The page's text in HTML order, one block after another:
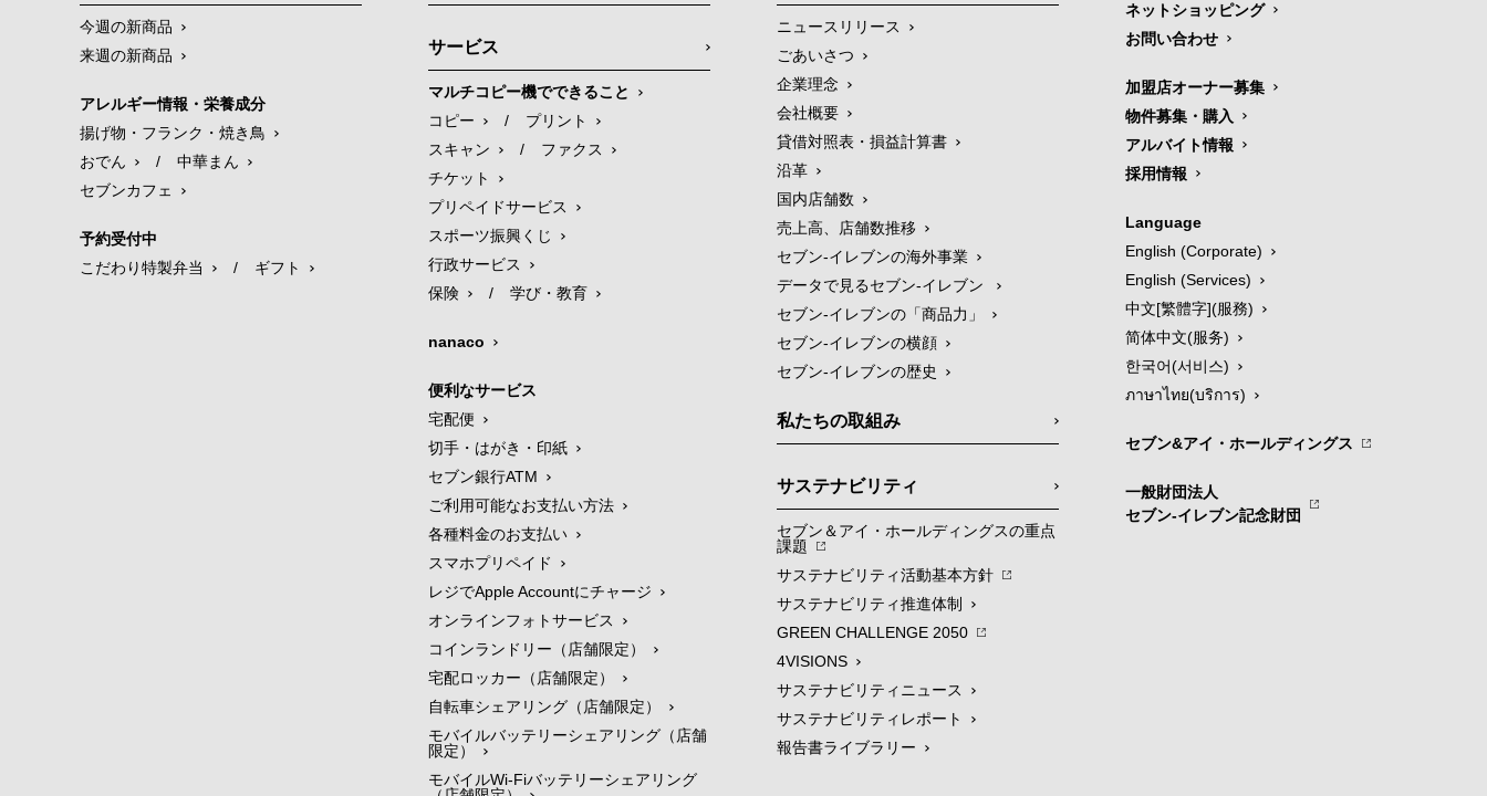
今週の新商品
来週の新商品
アレルギー情報・栄養成分
揚げ物・フランク・焼き鳥
おでん
/
中華まん
セブンカフェ
予約受付中
こだわり特製弁当
/ ギフト
サービス
マルチコピー機でできること
コピー
/
プリント
スキャン
/
ファクス
チケット
プリペイドサービス
スポーツ振興くじ
行政サービス
保険
/ 学び・教育
nanaco
便利なサービス
宅配便
切手・はがき・印紙
セブン銀行ATM
ご利用可能なお支払い方法
各種料金のお支払い
スマホプリペイド
レジでApple Accountにチャージ
オンラインフォトサービス
コインランドリー（店舗限定）
宅配ロッカー（店舗限定）
自転車シェアリング（店舗限定）
モバイルバッテリーシェアリング（店舗
限定）
モバイルWi-Fiバッテリーシェアリング
ニュースリリース
ごあいさつ
企業理念
会社概要
貸借対照表・損益計算書
沿革
国内店舗数
売上高、店舗数推移
セブン‐イレブンの海外事業
データで見るセブン‐イレブン
セブン‐イレブンの「商品力」
セブン-イレブンの横顔
セブン-イレブンの歴史
私たちの取組み
サステナビリティ
セブン＆アイ・ホールディングスの重点
課題
サステナビリティ活動基本方針
サステナビリティ推進体制
GREEN CHALLENGE 2050
4VISIONS
サステナビリティニュース
サステナビリティレポート
報告書ライブラリー
ネットショッピング
お問い合わせ
加盟店オーナー募集
物件募集・購入
アルバイト情報
採用情報
Language
English (Corporate)
English (Services)
中文[繁體字](服務)
简体中文(服务)
한국어(서비스)
ภาษาไทย(บริการ)
セブン&アイ・ホールディングス
一般財団法人
セブン-イレブン記念財団